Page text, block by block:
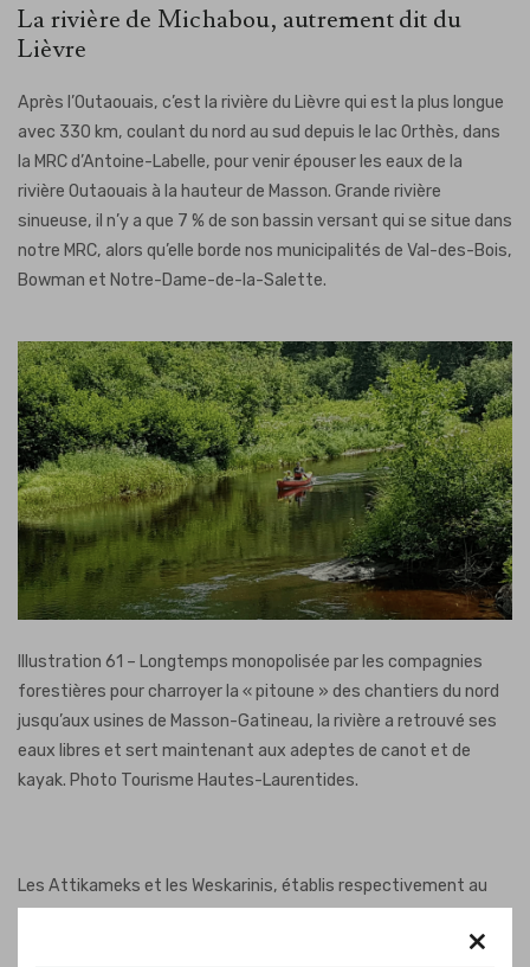
×
La rivière de Michabou, autrement dit du
Lièvre
Après l’Outaouais, c’est la rivière du Lièvre qui est la plus longue
avec 330 km, coulant du nord au sud depuis le lac Orthès, dans
la MRC d’Antoine-Labelle, pour venir épouser les eaux de la
rivière Outaouais à la hauteur de Masson. Grande rivière
sinueuse, il n’y a que 7 % de son bassin versant qui se situe dans
notre MRC, alors qu’elle borde nos municipalités de Val-des-Bois,
Bowman et Notre-Dame-de-la-Salette.
Illustration 61 – Longtemps monopolisée par les compagnies
forestières pour charroyer la « pitoune » des chantiers du nord
jusqu’aux usines de Masson-Gatineau, la rivière a retrouvé ses
eaux libres et sert maintenant aux adeptes de canot et de
kayak. Photo Tourisme Hautes-Laurentides.
Les Attikameks et les Weskarinis, établis respectivement au
désignant le lièvre. Sans doute pour honorer Michabou, le